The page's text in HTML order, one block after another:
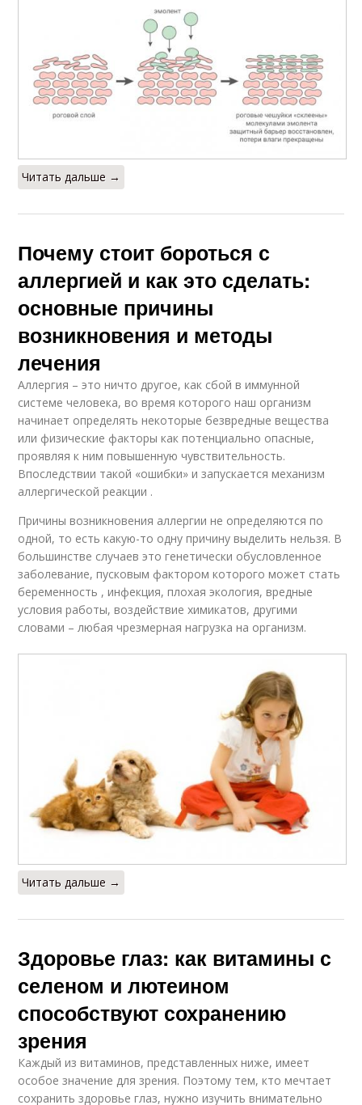
Читать дальше →
Почему стоит бороться с
аллергией и как это сделать:
основные причины
возникновения и методы
лечения
Аллергия – это ничто другое, как сбой в иммунной
системе человека, во время которого наш организм
начинает определять некоторые безвредные вещества
или физические факторы как потенциально опасные,
проявляя к ним повышенную чувствительность.
Впоследствии такой «ошибки» и запускается механизм
аллергической реакции .
Причины возникновения аллергии не определяются по
одной, то есть какую-то одну причину выделить нельзя. В
большинстве случаев это генетически обусловленное
заболевание, пусковым фактором которого может стать
беременность , инфекция, плохая экология, вредные
условия работы, воздействие химикатов, другими
словами – любая чрезмерная нагрузка на организм.
Читать дальше →
Здоровье глаз: как витамины с
селеном и лютеином
способствуют сохранению
зрения
Каждый из витаминов, представленных ниже, имеет
особое значение для зрения. Поэтому тем, кто мечтает
сохранить здоровье глаз, нужно изучить внимательно